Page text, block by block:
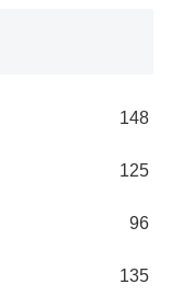
148
125
96
135